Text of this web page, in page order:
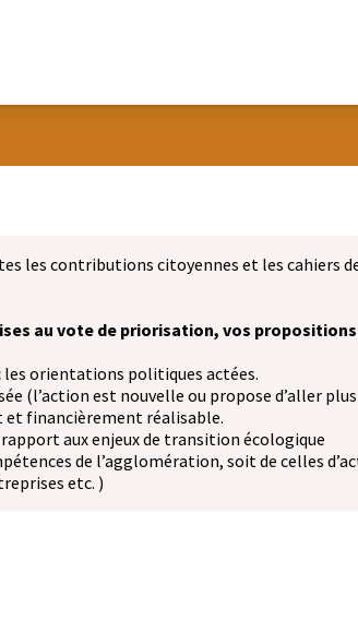
les contributions citoyennes et les cahiers
au vote de priorisation, vos
les orientations politiques actées.
(l’action est nouvelle ou propose d’aller
et financièrement réalisable.
aux enjeux de transition écologique
de l’agglomération, soit de celles
etc. )